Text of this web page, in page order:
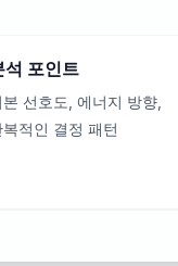
석 포인트
본 선호도, 에너지 방향,
복적인 결정 패턴